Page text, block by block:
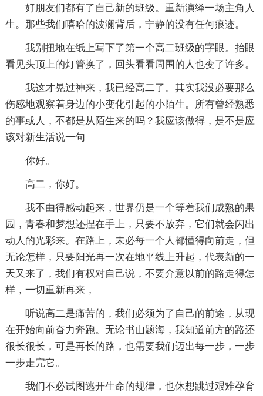
好朋友们都有了自己新的班级。重新演绎一场主角人
生。那些我们嘻哈的波澜背后，宁静的没有任何痕迹。
我别扭地在纸上写下了第一个高二班级的字眼。抬眼
看见头顶上的灯管换了，回头看看周围的人也变了许多。
我这才晃过神来，我已经高二了。其实我没必要那么
伤感地观察着身边的小变化引起的小陌生。所有曾经熟悉
的事或人，不都是从陌生来的吗？我应该做得，是不是应
该对新生活说一句
你好。
高二，你好。
我不由得感动起来，世界仍是一个等着我们成熟的果
园，青春和梦想还捏在手上，只要不放弃，它们就会闪出
动人的光彩来。在路上，未必每一个人都懂得向前走，但
无论怎样，只要阳光再一次在地平线上升起，代表新的一
天又来了，我们有权对自己说，不要介意以前的路走得怎
样，一切重新再来，
听说高二是痛苦的，我们必须为了自己的前途，从现
在开始向前奋力奔跑。无论书山题海，我知道前方的路还
很长很长，可是再长的路，也需要我们迈出每一步，一步
一步走完它。
我们不必试图逃开生命的规律，也休想跳过艰难孕育